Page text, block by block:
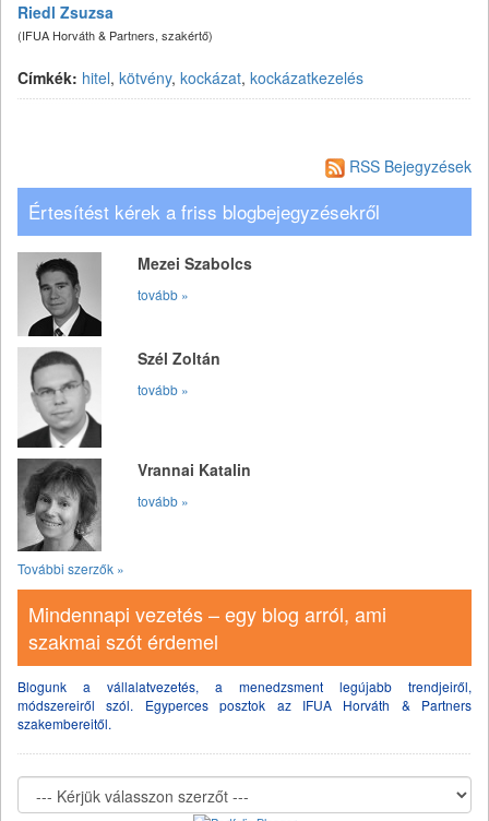
Riedl Zsuzsa
(IFUA Horváth & Partners, szakértő)
Címkék: hitel, kötvény, kockázat, kockázatkezelés
RSS Bejegyzések
Értesítést kérek a friss blogbejegyzésekről
Mezei Szabolcs
tovább »
Szél Zoltán
tovább »
Vrannai Katalin
tovább »
További szerzők »
Mindennapi vezetés – egy blog arról, ami
szakmai szót érdemel
Blogunk a vállalatvezetés, a menedzsment legújabb trendjeiről,
módszereiről szól. Egyperces posztok az IFUA Horváth & Partners
szakembereitől.